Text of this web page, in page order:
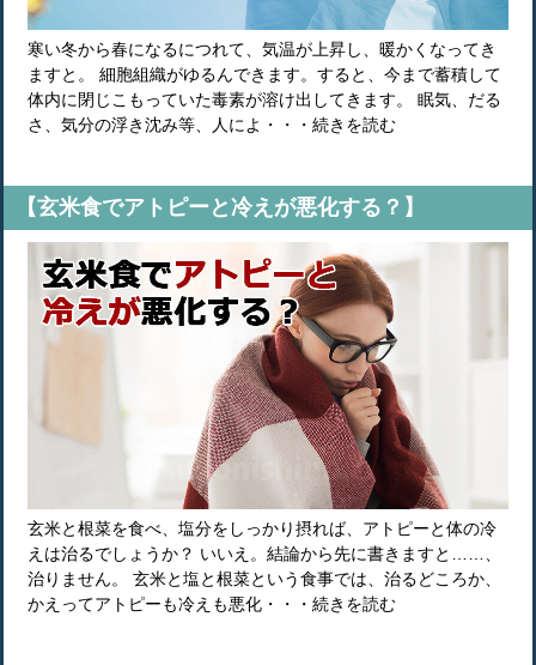
寒い冬から春になるにつれて、気温が上昇し、暖かくなってき
ますと。 細胞組織がゆるんできます。すると、今まで蓄積して
体内に閉じこもっていた毒素が溶け出してきます。 眠気、だる
さ、気分の浮き沈み等、人によ・・・続きを読む
【玄米食でアトピーと冷えが悪化する？】
玄米と根菜を食べ、塩分をしっかり摂れば、アトピーと体の冷
えは治るでしょうか？ いいえ。結論から先に書きますと……、
治りません。 玄米と塩と根菜という食事では、治るどころか、
かえってアトピーも冷えも悪化・・・続きを読む